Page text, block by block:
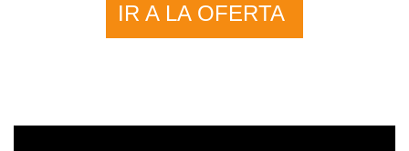
IR A LA OFERTA